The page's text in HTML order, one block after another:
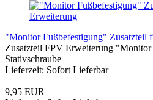
"Monitor Fußbefestigung" Zusatzteil
Zusatzteil FPV Erweiterung
Stativschraube
Lieferzeit: Sofort Lieferbar
9,95 EUR